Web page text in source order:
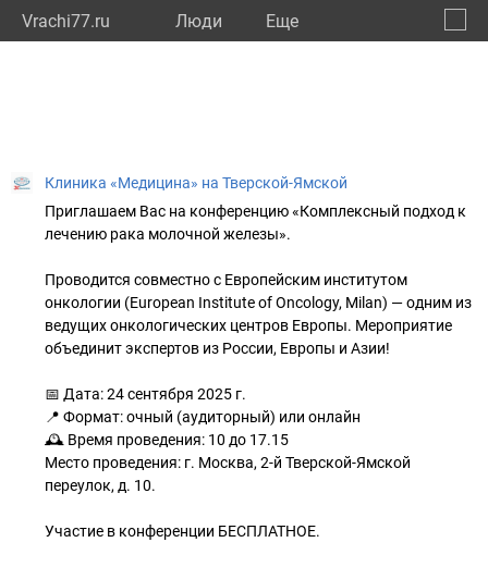
Vrachi77.ru Люди Eще
Клиника «Медицина» на Тверской-Ямской
Приглашаем Вас на конференцию «Комплексный подход к
лечению рака молочной железы».
Проводится совместно с Европейским институтом
онкологии (European Institute of Oncology, Milan) — одним из
ведущих онкологических центров Европы. Мероприятие
объединит экспертов из России, Европы и Азии!
📅 Дата: 24 сентября 2025 г.
📍 Формат: очный (аудиторный) или онлайн
🕰 Время проведения: 10 до 17.15
Место проведения: г. Москва, 2-й Тверской-Ямской
переулок, д. 10.
Участие в конференции БЕСПЛАТНОЕ.